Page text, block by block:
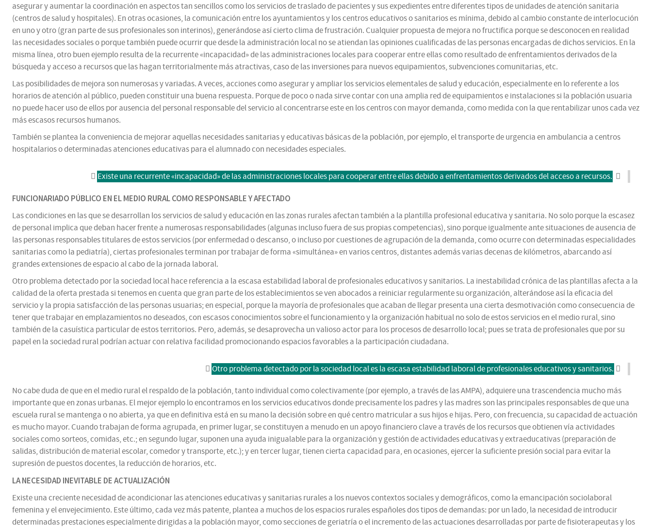
asegurar y aumentar la coordinación en aspectos tan sencillos como los servicios de traslado de pacientes y sus expedientes entre diferentes tipos de unidades de atención sanitaria
(centros de salud y hospitales). En otras ocasiones, la comunicación entre los ayuntamientos y los centros educativos o sanitarios es mínima, debido al cambio constante de interlocución
en uno y otro (gran parte de sus profesionales son interinos), generándose así cierto clima de frustración. Cualquier propuesta de mejora no fructifica porque se desconocen en realidad
las necesidades sociales o porque también puede ocurrir que desde la administración local no se atiendan las opiniones cualificadas de las personas encargadas de dichos servicios. En la
misma línea, otro buen ejemplo resulta de la recurrente «incapacidad» de las administraciones locales para cooperar entre ellas como resultado de enfrentamientos derivados de la
búsqueda y acceso a recursos que las hagan territorialmente más atractivas, caso de las inversiones para nuevos equipamientos, subvenciones comunitarias, etc.
Las posibilidades de mejora son numerosas y variadas. A veces, acciones como asegurar y ampliar los servicios elementales de salud y educación, especialmente en lo referente a los
horarios de atención al público, pueden constituir una buena respuesta. Porque de poco o nada sirve contar con una amplia red de equipamientos e instalaciones si la población usuaria
no puede hacer uso de ellos por ausencia del personal responsable del servicio al concentrarse este en los centros con mayor demanda, como medida con la que rentabilizar unos cada vez
más escasos recursos humanos.
También se plantea la conveniencia de mejorar aquellas necesidades sanitarias y educativas básicas de la población, por ejemplo, el transporte de urgencia en ambulancia a centros
hospitalarios o determinadas atenciones educativas para el alumnado con necesidades especiales.
Existe una recurrente «incapacidad» de las administraciones locales para cooperar entre ellas debido a enfrentamientos derivados del acceso a recursos.
FUNCIONARIADO PÚBLICO EN EL MEDIO RURAL COMO RESPONSABLE Y AFECTADO
Las condiciones en las que se desarrollan los servicios de salud y educación en las zonas rurales afectan también a la plantilla profesional educativa y sanitaria. No solo porque la escasez
de personal implica que deban hacer frente a numerosas responsabilidades (algunas incluso fuera de sus propias competencias), sino porque igualmente ante situaciones de ausencia de
las personas responsables titulares de estos servicios (por enfermedad o descanso, o incluso por cuestiones de agrupación de la demanda, como ocurre con determinadas especialidades
sanitarias como la pediatría), ciertas profesionales terminan por trabajar de forma «simultánea» en varios centros, distantes además varias decenas de kilómetros, abarcando así
grandes extensiones de espacio al cabo de la jornada laboral.
Otro problema detectado por la sociedad local hace referencia a la escasa estabilidad laboral de profesionales educativos y sanitarios. La inestabilidad crónica de las plantillas afecta a la
calidad de la oferta prestada si tenemos en cuenta que gran parte de los establecimientos se ven abocados a reiniciar regularmente su organización, alterándose así la eficacia del
servicio y la propia satisfacción de las personas usuarias; en especial, porque la mayoría de profesionales que acaban de llegar presenta una cierta desmotivación como consecuencia de
tener que trabajar en emplazamientos no deseados, con escasos conocimientos sobre el funcionamiento y la organización habitual no solo de estos servicios en el medio rural, sino
también de la casuística particular de estos territorios. Pero, además, se desaprovecha un valioso actor para los procesos de desarrollo local; pues se trata de profesionales que por su
papel en la sociedad rural podrían actuar con relativa facilidad promocionando espacios favorables a la participación ciudadana.
Otro problema detectado por la sociedad local es la escasa estabilidad laboral de profesionales educativos y sanitarios.
No cabe duda de que en el medio rural el respaldo de la población, tanto individual como colectivamente (por ejemplo, a través de las AMPA), adquiere una trascendencia mucho más
importante que en zonas urbanas. El mejor ejemplo lo encontramos en los servicios educativos donde precisamente los padres y las madres son las principales responsables de que una
escuela rural se mantenga o no abierta, ya que en definitiva está en su mano la decisión sobre en qué centro matricular a sus hijos e hijas. Pero, con frecuencia, su capacidad de actuación
es mucho mayor. Cuando trabajan de forma agrupada, en primer lugar, se constituyen a menudo en un apoyo financiero clave a través de los recursos que obtienen vía actividades
sociales como sorteos, comidas, etc.; en segundo lugar, suponen una ayuda inigualable para la organización y gestión de actividades educativas y extraeducativas (preparación de
salidas, distribución de material escolar, comedor y transporte, etc.); y en tercer lugar, tienen cierta capacidad para, en ocasiones, ejercer la suficiente presión social para evitar la
supresión de puestos docentes, la reducción de horarios, etc.
LA NECESIDAD INEVITABLE DE ACTUALIZACIÓN
Existe una creciente necesidad de acondicionar las atenciones educativas y sanitarias rurales a los nuevos contextos sociales y demográficos, como la emancipación sociolaboral
femenina y el envejecimiento. Este último, cada vez más patente, plantea a muchos de los espacios rurales españoles dos tipos de demandas: por un lado, la necesidad de introducir
determinadas prestaciones especialmente dirigidas a la población mayor, como secciones de geriatría o el incremento de las actuaciones desarrolladas por parte de fisioterapeutas y los